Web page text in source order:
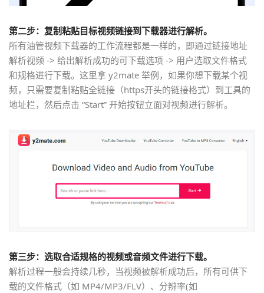
第二步：复制粘贴目标视频链接到下载器进行解析。
所有油管视频下载器的工作流程都是一样的，即通过链接地址
解析视频 -> 给出解析成功的可下载选项 -> 用户选取文件格式
和规格进行下载。这里拿 y2mate 举例，如果你想下载某个视
频，只需要复制粘贴全链接（https开头的链接格式）到工具的
地址栏，然后点击 “Start” 开始按钮立面对视频进行解析。
第三步：选取合适规格的视频或音频文件进行下载。
解析过程一般会持续几秒，当视频被解析成功后，所有可供下
载的文件格式（如 MP4/MP3/FLV）、分辨率(如